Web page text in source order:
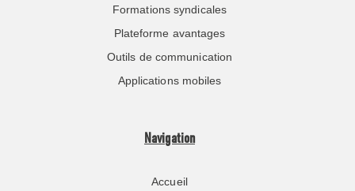
Formations syndicales
Plateforme avantages
Outils de communication
Applications mobiles
Navigation
Accueil